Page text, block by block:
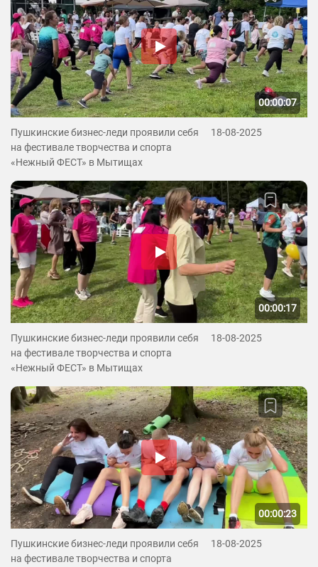
00:00:07
Пушкинские бизнес-леди проявили себя
на фестивале творчества и спорта
«Нежный ФЕСТ» в Мытищах
18-08-2025
00:00:17
Пушкинские бизнес-леди проявили себя
на фестивале творчества и спорта
«Нежный ФЕСТ» в Мытищах
18-08-2025
00:00:23
Пушкинские бизнес-леди проявили себя
на фестивале творчества и спорта
18-08-2025